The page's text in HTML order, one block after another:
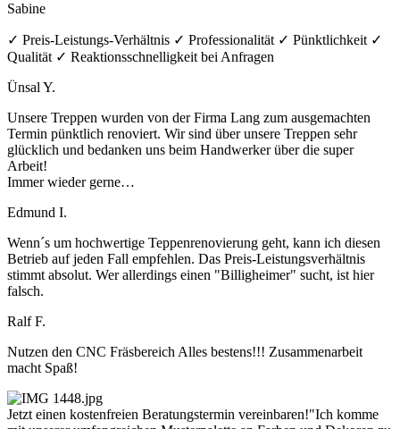
Sabine
✓ Preis-Leistungs-Verhältnis ✓ Professionalität ✓ Pünktlichkeit ✓
Qualität ✓ Reaktionsschnelligkeit bei Anfragen
Ünsal Y.
Unsere Treppen wurden von der Firma Lang zum ausgemachten
Termin pünktlich renoviert. Wir sind über unsere Treppen sehr
glücklich und bedanken uns beim Handwerker über die super
Arbeit!
Immer wieder gerne…
Edmund I.
Wenn´s um hochwertige Teppenrenovierung geht, kann ich diesen
Betrieb auf jeden Fall empfehlen. Das Preis-Leistungsverhältnis
stimmt absolut. Wer allerdings einen "Billigheimer" sucht, ist hier
falsch.
Ralf F.
Nutzen den CNC Fräsbereich Alles bestens!!! Zusammenarbeit
macht Spaß!
Jetzt einen kostenfreien Beratungstermin vereinbaren!"Ich komme